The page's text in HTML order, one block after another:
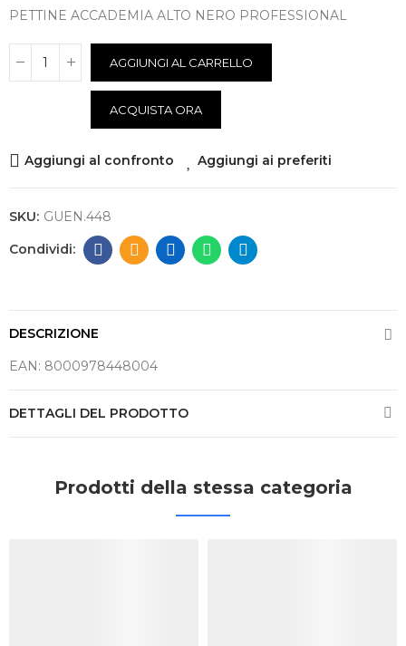
PETTINE ACCADEMIA ALTO NERO PROFESSIONAL
AGGIUNGI AL CARRELLO
ACQUISTA ORA
Aggiungi al confronto Aggiungi ai preferiti
SKU: GUEN.448
DESCRIZIONE
EAN: 8000978448004
DETTAGLI DEL PRODOTTO
Prodotti della stessa categoria